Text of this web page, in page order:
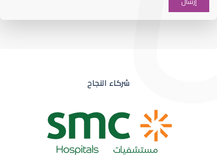
ضعف نظر مفاجئشركاء النجاح